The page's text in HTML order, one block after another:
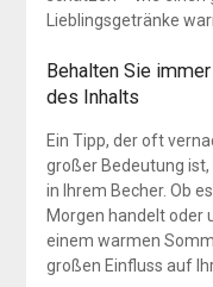
Lieblingsgetränke
Behalten Sie
des Inhalts
Ein Tipp, der oft
großer Bedeutung
in Ihrem Becher. Ob
Morgen handelt oder
einem warmen
großen Einfluss auf